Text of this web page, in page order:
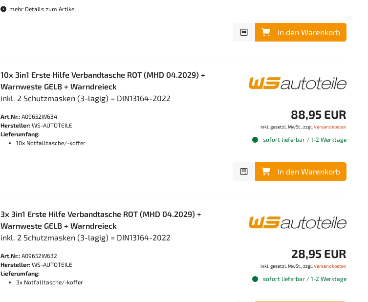
mehr Details zum Artikel
In den Warenkorb
10x 3in1 Erste Hilfe Verbandtasche ROT (MHD 04.2029) +
Warnweste GELB + Warndreieck
inkl. 2 Schutzmasken (3-lagig) = DIN13164-2022
Art.Nr.: A09652W634
Hersteller: WS-AUTOTEILE
Lieferumfang:
10x Notfalltasche/-koffer
88,95 EUR
inkl. gesetzl. MwSt., zzgl. Versandkosten
sofort lieferbar / 1-2 Werktage
In den Warenkorb
3x 3in1 Erste Hilfe Verbandtasche ROT (MHD 04.2029) +
Warnweste GELB + Warndreieck
inkl. 2 Schutzmasken (3-lagig) = DIN13164-2022
Art.Nr.: A09652W632
Hersteller: WS-AUTOTEILE
Lieferumfang:
3x Notfalltasche/-koffer
28,95 EUR
inkl. gesetzl. MwSt., zzgl. Versandkosten
sofort lieferbar / 1-2 Werktage